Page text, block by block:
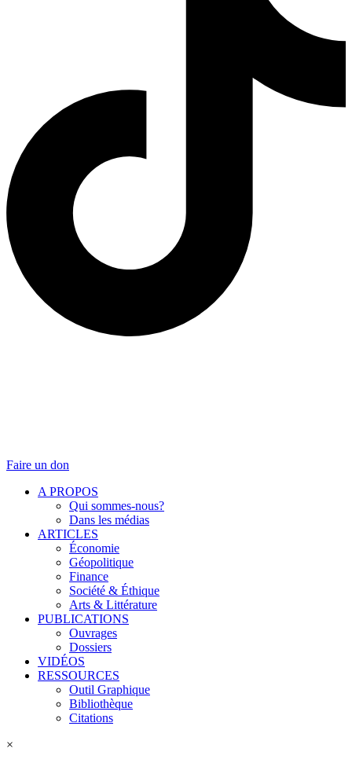
Faire un don
A PROPOS
Qui sommes-nous?
Dans les médias
ARTICLES
Économie
Géopolitique
Finance
Société & Éthique
Arts & Littérature
PUBLICATIONS
Ouvrages
Dossiers
VIDÉOS
RESSOURCES
Outil Graphique
Bibliothèque
Citations
×